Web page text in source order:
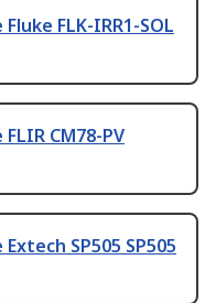
FLK-IRR1-SOL
CM78-PV
SP505 SP505